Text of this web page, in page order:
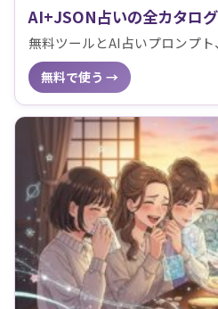
AI+JSON占いの全カタログ
無料ツールとAI占いプロンプト
無料で使う →